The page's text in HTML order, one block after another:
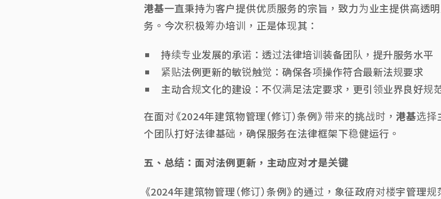
港基一直秉持为客户提供优质服务的宗旨，致力为业主提供高透
务。今次积极筹办培训，正是体现其：
持续专业发展的承诺：透过法律培训装备团队，提升服务水平
紧贴法例更新的敏锐触觉：确保各项操作符合最新法规要求
主动合规文化的建设：不仅满足法定要求，更引领业界良好规
在面对《2024年建筑物管理（修订）条例》带来的挑战时， 港基选择
个团队打好法律基础，确保服务在法律框架下稳健运行。
五、总结：面对法例更新，主动应对才是关键
《2024年建筑物管理（修订）条例》的通过，象征政府对楼宇管理